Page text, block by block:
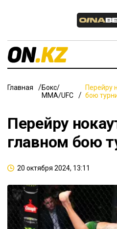
Главная
Бокс/
ММА/UFC
Перейру
бою
Перейру
главном бою
20 октября 2024, 13:11